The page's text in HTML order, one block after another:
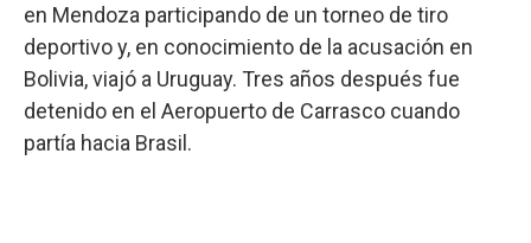
en Mendoza participando de un torneo de tiro
deportivo y, en conocimiento de la acusación en
Bolivia, viajó a Uruguay. Tres años después fue
detenido en el Aeropuerto de Carrasco cuando
partía hacia Brasil.